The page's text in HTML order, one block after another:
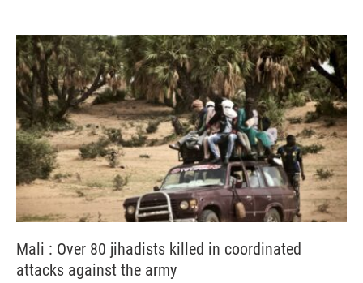
Mali : Over 80 jihadists killed in coordinated
attacks against the army